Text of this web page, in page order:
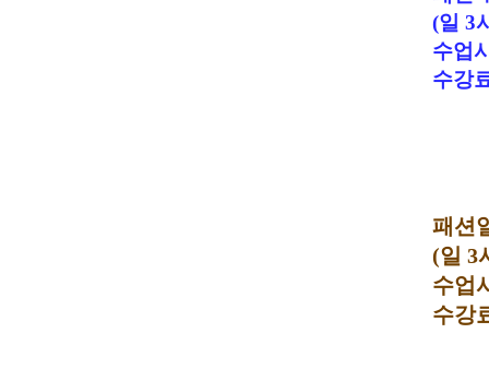
(일 3
수업
수강
패션
(일 3
수업
수강